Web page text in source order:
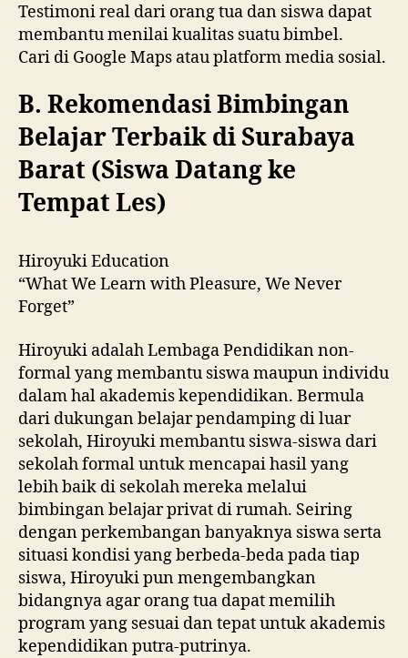
Testimoni real dari orang tua dan siswa dapat
membantu menilai kualitas suatu bimbel.
Cari di Google Maps atau platform media sosial.
B. Rekomendasi Bimbingan
Belajar Terbaik di Surabaya
Barat (Siswa Datang ke
Tempat Les)
Hiroyuki Education
“What We Learn with Pleasure, We Never
Forget”
Hiroyuki adalah Lembaga Pendidikan non-
formal yang membantu siswa maupun individu
dalam hal akademis kependidikan. Bermula
dari dukungan belajar pendamping di luar
sekolah, Hiroyuki membantu siswa-siswa dari
sekolah formal untuk mencapai hasil yang
lebih baik di sekolah mereka melalui
bimbingan belajar privat di rumah. Seiring
dengan perkembangan banyaknya siswa serta
situasi kondisi yang berbeda-beda pada tiap
siswa, Hiroyuki pun mengembangkan
bidangnya agar orang tua dapat memilih
program yang sesuai dan tepat untuk akademis
kependidikan putra-putrinya.